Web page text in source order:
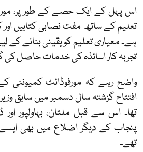
اس پہل کے ایک حصے کے طور پر،
تعلیم کے ساتھ مفت نصابی کتابیں اور
ہے۔ معیاری تعلیم کو یقینی بنانے کے
تجربہ کار اساتذہ کی خدمات حاصل کی
واضح رہے کہ مورفوڈائٹ کمیونٹی
افتتاح گزشتہ سال دسمبر میں سابق
تھا۔ اس سے قبل ملتان، بہاولپور
پنجاب کے دیگر اضلاع میں بھی
تھے۔